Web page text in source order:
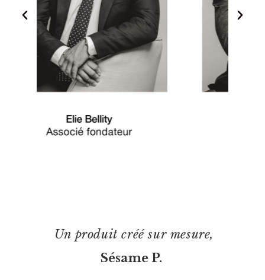
Un produit créé sur mesure,
Sésame P.